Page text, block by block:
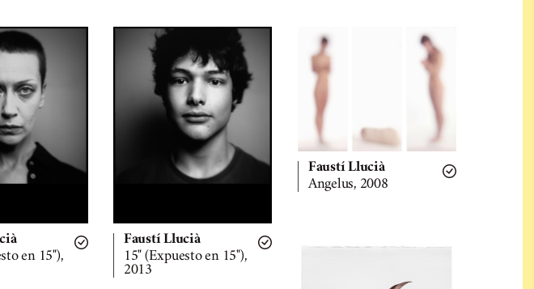
en 15"),
Faustí Llucià
15" (Expuesto en 15"),
2013
Faustí Llucià
Angelus, 2008